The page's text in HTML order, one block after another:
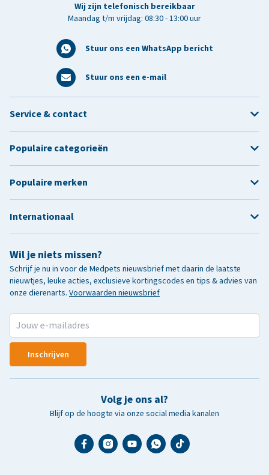
Wij zijn telefonisch bereikbaar
Maandag t/m vrijdag: 08:30 - 13:00 uur
Stuur ons een WhatsApp bericht
Stuur ons een e-mail
Wil je niets missen?
Schrijf je nu in voor de Medpets nieuwsbrief met daarin de laatste
nieuwtjes, leuke acties, exclusieve kortingscodes en tips & advies van
onze dierenarts. Voorwaarden nieuwsbrief
Inschrijven
Volg je ons al?
Blijf op de hoogte via onze social media kanalen
Service & contact
Populaire categorieën
Populaire merken
Internationaal